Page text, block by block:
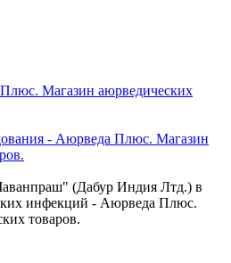
Магазин аюрведических
- Аюрведа Плюс. Магазин
(Дабур Индия Лтд.) в
инфекций - Аюрведа Плюс.
товаров.